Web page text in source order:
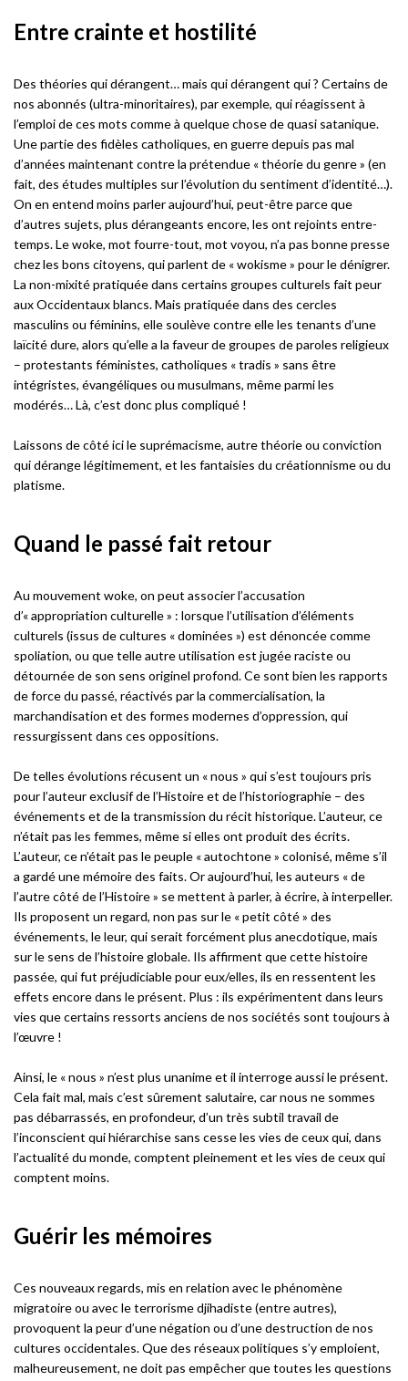
Entre crainte et hostilité
Des théories qui dérangent… mais qui dérangent qui ? Certains de
nos abonnés (ultra-minoritaires), par exemple, qui réagissent à
l’emploi de ces mots comme à quelque chose de quasi satanique.
Une partie des fidèles catholiques, en guerre depuis pas mal
d’années maintenant contre la prétendue « théorie du genre » (en
fait, des études multiples sur l’évolution du sentiment d’identité…).
On en entend moins parler aujourd’hui, peut-être parce que
d’autres sujets, plus dérangeants encore, les ont rejoints entre-
temps. Le woke, mot fourre-tout, mot voyou, n’a pas bonne presse
chez les bons citoyens, qui parlent de « wokisme » pour le dénigrer.
La non-mixité pratiquée dans certains groupes culturels fait peur
aux Occidentaux blancs. Mais pratiquée dans des cercles
masculins ou féminins, elle soulève contre elle les tenants d’une
laïcité dure, alors qu’elle a la faveur de groupes de paroles religieux
– protestants féministes, catholiques « tradis » sans être
intégristes, évangéliques ou musulmans, même parmi les
modérés… Là, c’est donc plus compliqué !
Laissons de côté ici le suprémacisme, autre théorie ou conviction
qui dérange légitimement, et les fantaisies du créationnisme ou du
platisme.
Quand le passé fait retour
Au mouvement woke, on peut associer l’accusation
d’« appropriation culturelle » : lorsque l’utilisation d’éléments
culturels (issus de cultures « dominées ») est dénoncée comme
spoliation, ou que telle autre utilisation est jugée raciste ou
détournée de son sens originel profond. Ce sont bien les rapports
de force du passé, réactivés par la commercialisation, la
marchandisation et des formes modernes d’oppression, qui
ressurgissent dans ces oppositions.
De telles évolutions récusent un « nous » qui s’est toujours pris
pour l’auteur exclusif de l’Histoire et de l’historiographie – des
événements et de la transmission du récit historique. L’auteur, ce
n’était pas les femmes, même si elles ont produit des écrits.
L’auteur, ce n’était pas le peuple « autochtone » colonisé, même s’il
a gardé une mémoire des faits. Or aujourd’hui, les auteurs « de
l’autre côté de l’Histoire » se mettent à parler, à écrire, à interpeller.
Ils proposent un regard, non pas sur le « petit côté » des
événements, le leur, qui serait forcément plus anecdotique, mais
sur le sens de l’histoire globale. Ils affirment que cette histoire
passée, qui fut préjudiciable pour eux/elles, ils en ressentent les
effets encore dans le présent. Plus : ils expérimentent dans leurs
vies que certains ressorts anciens de nos sociétés sont toujours à
l’œuvre !
Ainsi, le « nous » n’est plus unanime et il interroge aussi le présent.
Cela fait mal, mais c’est sûrement salutaire, car nous ne sommes
pas débarrassés, en profondeur, d’un très subtil travail de
l’inconscient qui hiérarchise sans cesse les vies de ceux qui, dans
l’actualité du monde, comptent pleinement et les vies de ceux qui
comptent moins.
Guérir les mémoires
Ces nouveaux regards, mis en relation avec le phénomène
migratoire ou avec le terrorisme djihadiste (entre autres),
provoquent la peur d’une négation ou d’une destruction de nos
cultures occidentales. Que des réseaux politiques s’y emploient,
malheureusement, ne doit pas empêcher que toutes les questions